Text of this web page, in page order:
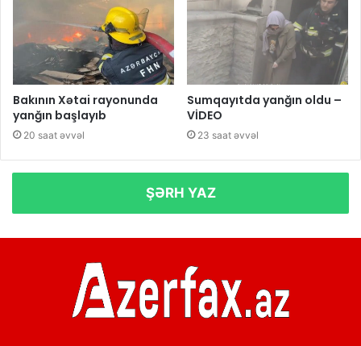
Bakının Xətai rayonunda
yanğın başlayıb
20 saat əvvəl
Sumqayıtda yanğın oldu –
VİDEO
23 saat əvvəl
ŞƏRH YAZ